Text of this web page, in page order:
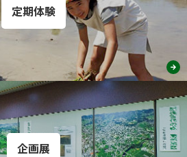
定期体験
企画展